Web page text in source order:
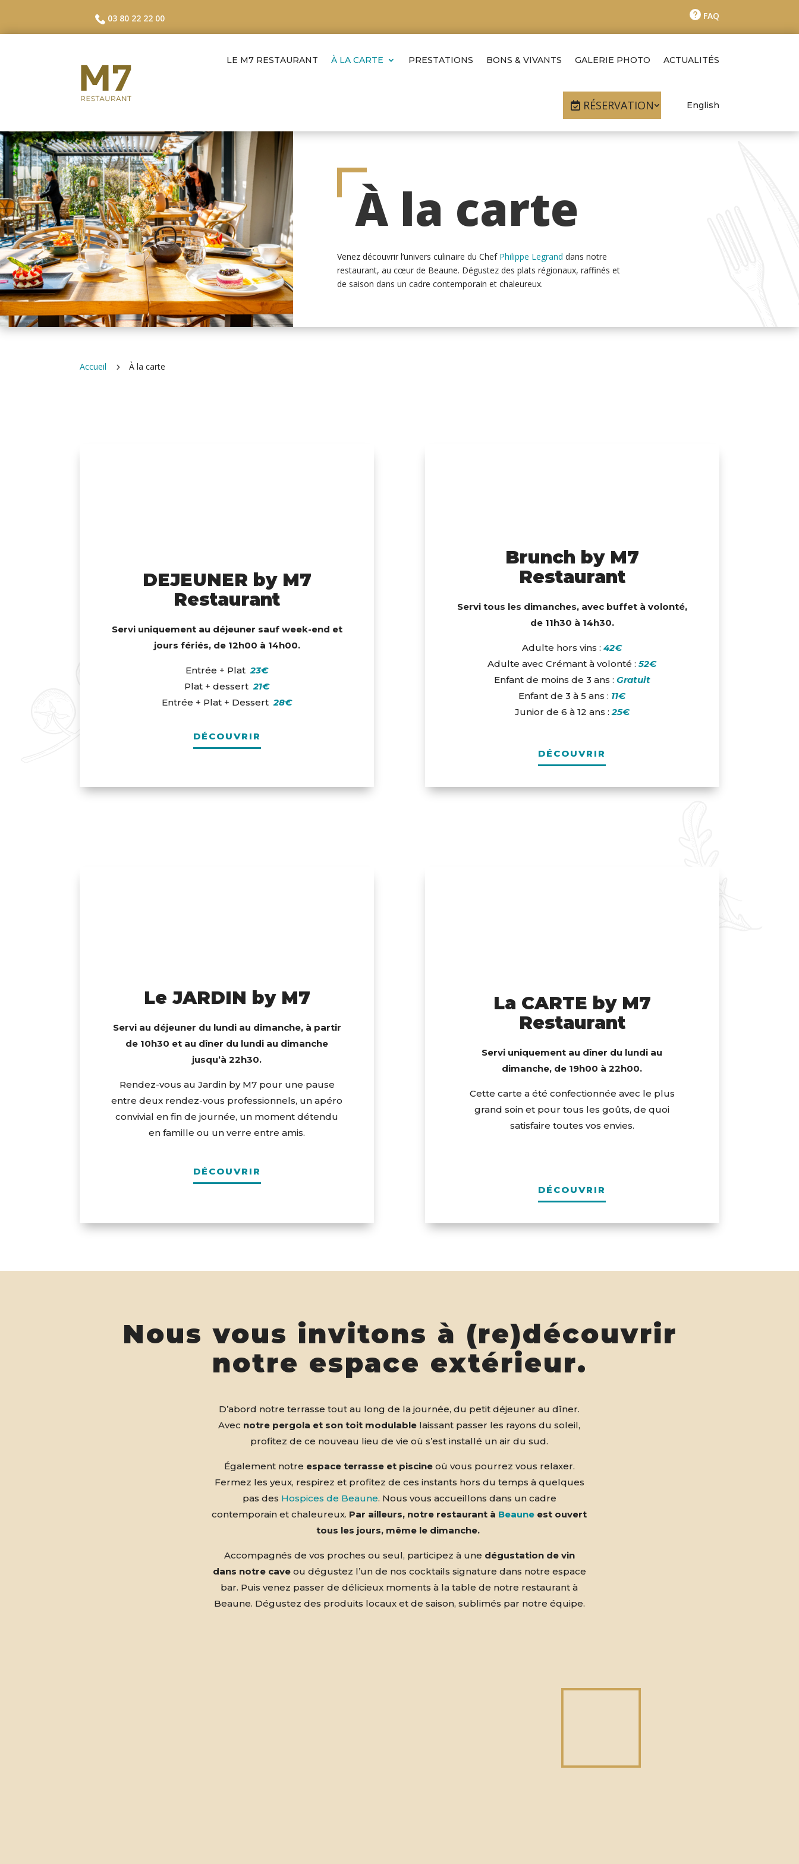
03 80 22 22 00 FAQ
LE M7 RESTAURANT À LA CARTE PRESTATIONS BONS & VIVANTS GALERIE PHOTO ACTUALITÉS
RÉSERVATION English
À la carte
Venez découvrir l’univers culinaire du Chef Philippe Legrand dans notre
restaurant, au cœur de Beaune. Dégustez des plats régionaux, raffinés et
de saison dans un cadre contemporain et chaleureux.
Accueil 5 À la carte
DEJEUNER by M7
Restaurant
Servi uniquement au déjeuner sauf week-end et
jours fériés, de 12h00 à 14h00.
Entrée + Plat 23€
Plat + dessert21€
Entrée + Plat + Dessert28€
DÉCOUVRIR
Brunch by M7
Restaurant
Servi tous les dimanches, avec buffet à volonté,
de 11h30 à 14h30.
Adulte hors vins :42€
Adulte avec Crémant à volonté :52€
Enfant de moins de 3 ans : Gratuit
Enfant de 3 à 5 ans : 11€
Junior de 6 à 12 ans :25€
DÉCOUVRIR
Le JARDIN by M7
Servi au déjeuner du lundi au dimanche, à partir
de 10h30 et au dîner du lundi au dimanche
jusqu’à 22h30.
Rendez-vous au Jardin by M7 pour une pause
entre deux rendez-vous professionnels, un apéro
convivial en fin de journée, un moment détendu
en famille ou un verre entre amis.
DÉCOUVRIR
La CARTE by M7
Restaurant
Servi uniquement au dîner du lundi au
dimanche, de 19h00 à 22h00.
Cette carte a été confectionnée avec le plus
grand soin et pour tous les goûts, de quoi
satisfaire toutes vos envies.
DÉCOUVRIR
Nous vous invitons à (re)découvrir
notre espace extérieur.
D’abord notre terrasse tout au long de la journée, du petit déjeuner au dîner.
Avec notre pergola et son toit modulable laissant passer les rayons du soleil,
profitez de ce nouveau lieu de vie où s’est installé un air du sud.
Également notre espace terrasse et piscineoù vous pourrez vous relaxer.
Fermez les yeux, respirez et profitez de ces instants hors du temps à quelques
pas des Hospices de Beaune. Nous vous accueillons dans un cadre
contemporain et chaleureux. Par ailleurs, notre restaurant à Beaune est ouvert
tous les jours, même le dimanche.
Accompagnés de vos proches ou seul, participez à une dégustation de vin
dans notre caveou dégustez l’un de nos cocktails signature dans notre espace
bar. Puis venez passer de délicieux moments à la table de notre restaurant à
Beaune. Dégustez des produits locaux et de saison, sublimés par notre équipe.